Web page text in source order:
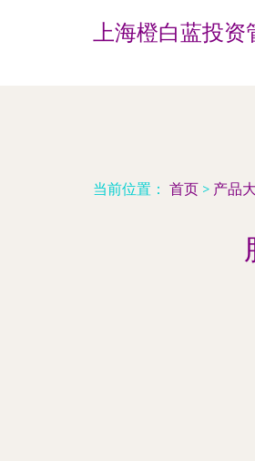
上海橙白蓝投
当前位置： 首页 > 产品